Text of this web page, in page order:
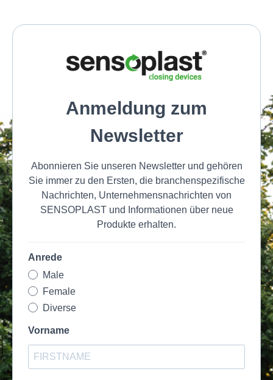
Anmeldung zum
Newsletter
Abonnieren Sie unseren Newsletter und gehören
Sie immer zu den Ersten, die branchenspezifische
Nachrichten, Unternehmensnachrichten von
SENSOPLAST und Informationen über neue
Produkte erhalten.
Anrede
Male
Female
Diverse
Vorname